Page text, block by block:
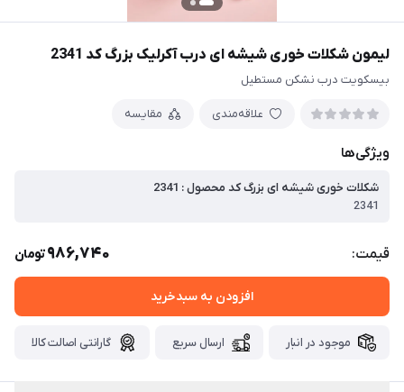
لیمون شکلات خوری شیشه ای درب آکرلیک بزرگ کد 2341
بیسکویت درب نشکن مستطیل
علاقه‌مندی مقایسه
ویژگی‌ها
شکلات خوری شیشه ای بزرگ کد محصول : 2341
2341
قیمت: 986,740تومان
افزودن به سبدخرید
موجود در انبار ارسال سریع گارانتی اصالت کالا